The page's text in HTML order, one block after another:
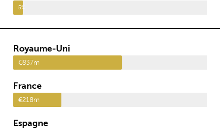
5%
Royaume-Uni
€837m
France
€218m
Espagne